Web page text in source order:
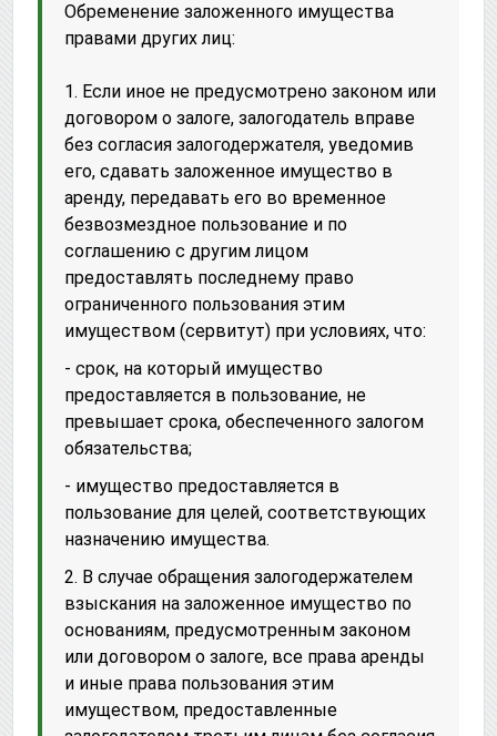
Обременение заложенного имущества
правами других лиц:
1. Если иное не предусмотрено законом или
договором о залоге, залогодатель вправе
без согласия залогодержателя, уведомив
его, сдавать заложенное имущество в
аренду, передавать его во временное
безвозмездное пользование и по
соглашению с другим лицом
предоставлять последнему право
ограниченного пользования этим
имуществом (сервитут) при условиях, что:
- срок, на который имущество
предоставляется в пользование, не
превышает срока, обеспеченного залогом
обязательства;
- имущество предоставляется в
пользование для целей, соответствующих
назначению имущества.
2. В случае обращения залогодержателем
взыскания на заложенное имущество по
основаниям, предусмотренным законом
или договором о залоге, все права аренды
и иные права пользования этим
имуществом, предоставленные